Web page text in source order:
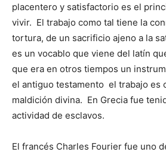
placentero y satisfactorio es el
vivir. El trabajo como tal tiene la
tortura, de un sacrificio ajeno a la
es un vocablo que viene del latín
que era en otros tiempos un
el antiguo testamento el trabajo es
maldición divina. En Grecia fue
actividad de esclavos.
El francés Charles Fourier fue uno